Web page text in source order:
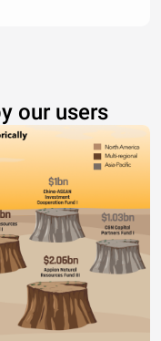
our users